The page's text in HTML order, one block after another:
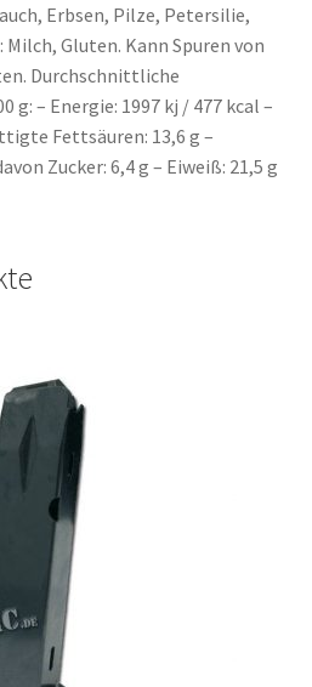
Erbsen, Pilze, Petersilie,
Milch, Gluten. Kann Spuren von
Durchschnittliche
g: – Energie: 1997 kj / 477 kcal –
Fettsäuren: 13,6 g –
Zucker: 6,4 g – Eiweiß: 21,5 g